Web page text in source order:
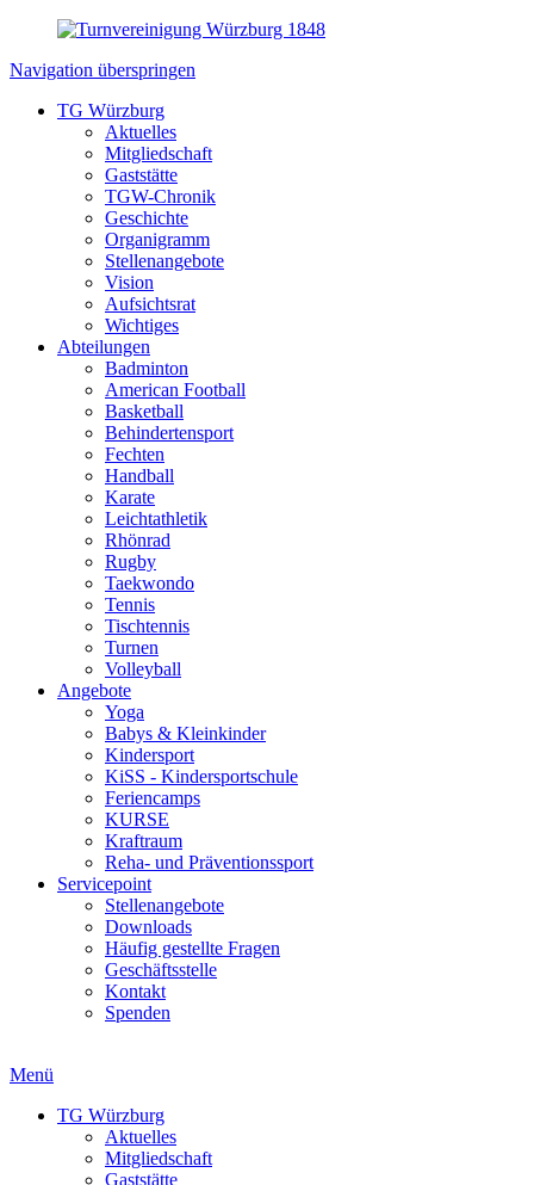
Navigation überspringen
TG Würzburg
Aktuelles
Mitgliedschaft
Gaststätte
TGW-Chronik
Geschichte
Organigramm
Stellenangebote
Vision
Aufsichtsrat
Wichtiges
Abteilungen
Badminton
American Football
Basketball
Behindertensport
Fechten
Handball
Karate
Leichtathletik
Rhönrad
Rugby
Taekwondo
Tennis
Tischtennis
Turnen
Volleyball
Angebote
Yoga
Babys & Kleinkinder
Kindersport
KiSS - Kindersportschule
Feriencamps
KURSE
Kraftraum
Reha- und Präventionssport
Servicepoint
Stellenangebote
Downloads
Häufig gestellte Fragen
Geschäftsstelle
Kontakt
Spenden
Menü
TG Würzburg
Aktuelles
Mitgliedschaft
Gaststätte